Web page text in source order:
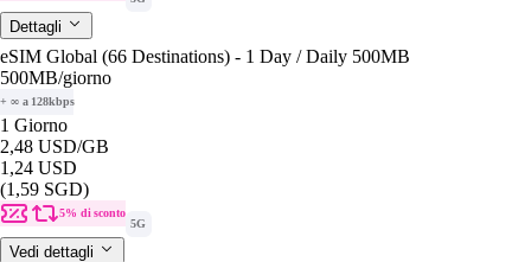
Dettagli
eSIM Global (66 Destinations) - 1 Day / Daily 500MB
500MB/giorno
+ ∞ a 128kbps
1 Giorno
2,48 USD/GB
1,24 USD
(1,59 SGD)
5% di sconto
5G
Vedi dettagli